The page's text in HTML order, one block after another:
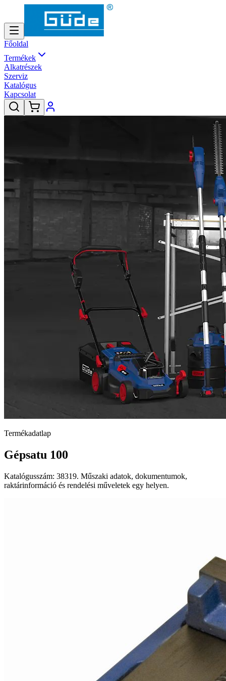
Főoldal
Termékek
Alkatrészek
Szerviz
Katalógus
Kapcsolat
Termékadatlap
Gépsatu 100
Katalógusszám: 38319. Műszaki adatok, dokumentumok,
raktárinformáció és rendelési műveletek egy helyen.